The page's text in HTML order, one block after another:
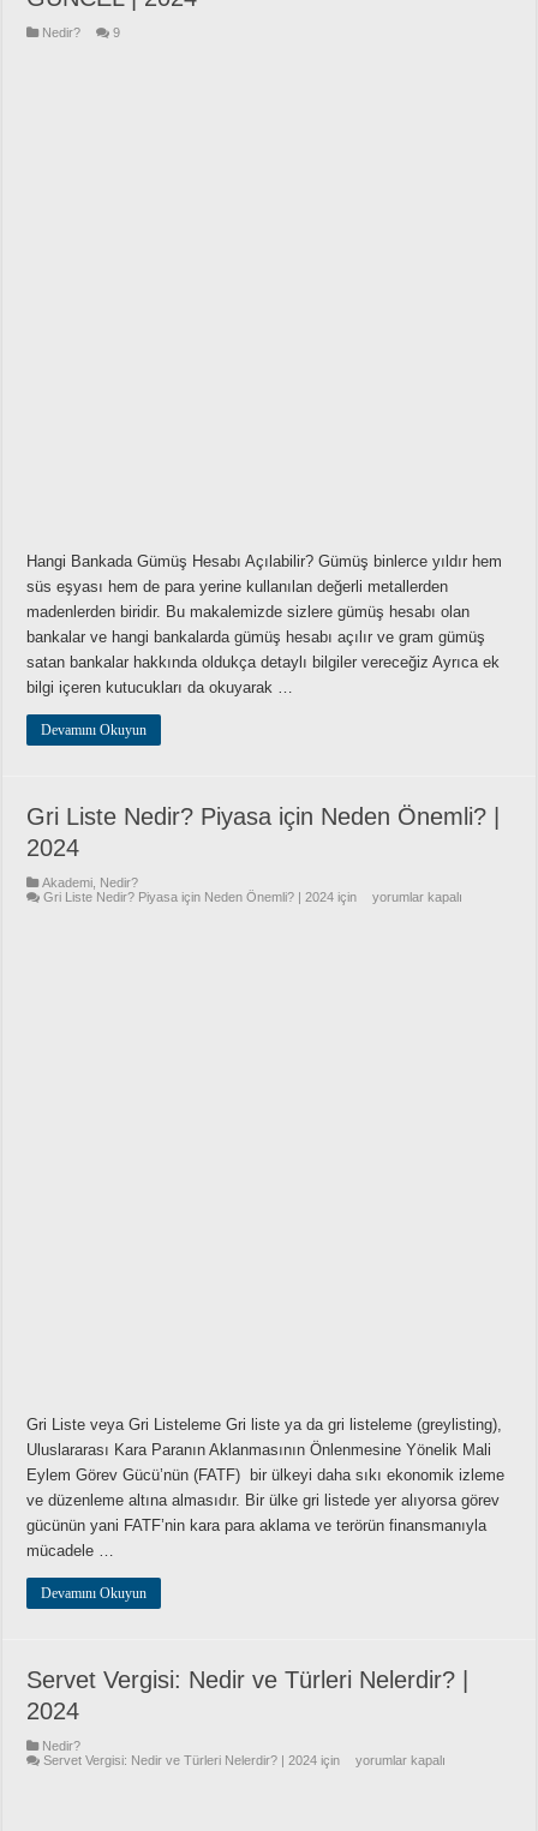
Nedir? 9
Hangi Bankada Gümüş Hesabı Açılabilir? Gümüş binlerce yıldır hem
süs eşyası hem de para yerine kullanılan değerli metallerden
madenlerden biridir. Bu makalemizde sizlere gümüş hesabı olan
bankalar ve hangi bankalarda gümüş hesabı açılır ve gram gümüş
satan bankalar hakkında oldukça detaylı bilgiler vereceğiz Ayrıca ek
bilgi içeren kutucukları da okuyarak …
Devamını Okuyun
Gri Liste Nedir? Piyasa için Neden Önemli? |
2024
Akademi Nedir?
Gri Liste Nedir? Piyasa için Neden Önemli? | 2024 için
yorumlar kapalı
Gri Liste veya Gri Listeleme Gri liste ya da gri listeleme (greylisting),
Uluslararası Kara Paranın Aklanmasının Önlenmesine Yönelik Mali
Eylem Görev Gücü’nün (FATF) bir ülkeyi daha sıkı ekonomik izleme
ve düzenleme altına almasıdır. Bir ülke gri listede yer alıyorsa görev
gücünün yani FATF’nin kara para aklama ve terörün finansmanıyla
mücadele …
Devamını Okuyun
Servet Vergisi: Nedir ve Türleri Nelerdir? |
2024
Nedir?
Servet Vergisi: Nedir ve Türleri Nelerdir? | 2024 için
yorumlar kapalı